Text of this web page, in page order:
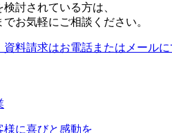
討されている方は、
お気軽にご相談ください。
資料請求はお電話またはメールに
様に喜びと感動を